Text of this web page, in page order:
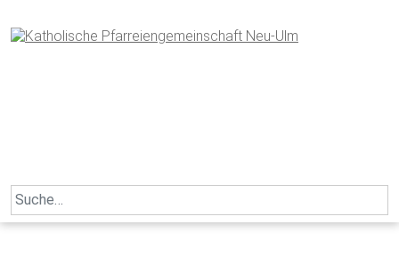
to
content
Search
for: